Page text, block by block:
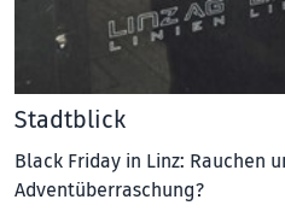
Stadtblick
Black Friday in Linz: Rauchen
Adventüberraschung?